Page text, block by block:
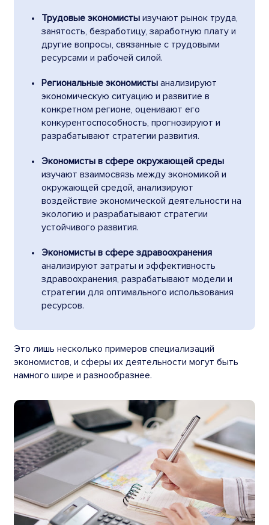
Трудовые экономисты изучают рынок труда,
занятость, безработицу, заработную плату и
другие вопросы, связанные с трудовыми
ресурсами и рабочей силой.
Региональные экономисты анализируют
экономическую ситуацию и развитие в
конкретном регионе, оценивают его
конкурентоспособность, прогнозируют и
разрабатывают стратегии развития.
Экономисты в сфере окружающей среды
изучают взаимосвязь между экономикой и
окружающей средой, анализируют
воздействие экономической деятельности на
экологию и разрабатывают стратегии
устойчивого развития.
Экономисты в сфере здравоохранения
анализируют затраты и эффективность
здравоохранения, разрабатывают модели и
стратегии для оптимального использования
ресурсов.
Это лишь несколько примеров специализаций
экономистов, и сферы их деятельности могут быть
намного шире и разнообразнее.